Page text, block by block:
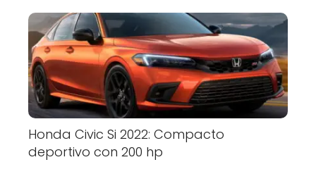
Honda Civic Si 2022: Compacto
deportivo con 200 hp